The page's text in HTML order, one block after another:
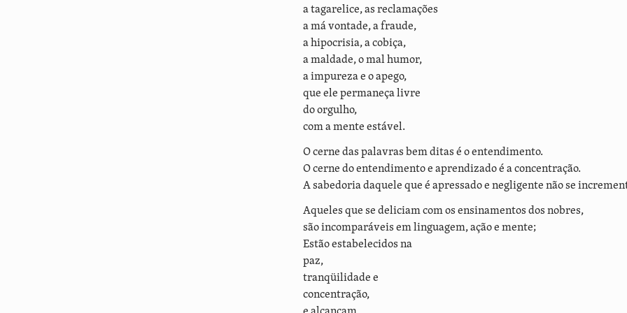
a tagarelice, as reclamações
a má vontade, a fraude,
a hipocrisia, a cobiça,
a maldade, o mal humor,
a impureza e o apego,
que ele permaneça livre
do orgulho,
com a mente estável.
O cerne das palavras bem ditas é o entendimento.
O cerne do entendimento e aprendizado é a concentração.
A sabedoria daquele que é apressado e negligente não se
Aqueles que se deliciam com os ensinamentos dos nobres,
são incomparáveis em linguagem, ação e mente;
Estão estabelecidos na
paz,
tranqüilidade e
concentração,